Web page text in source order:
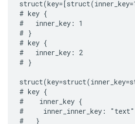
# key {
#   inner_key: 1
# }
# key {
#   inner_key: 2
# }
# key {
#    inner_key {
#     inner_inner_key: "text"
#   }